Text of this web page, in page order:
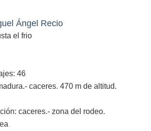
Ángel Recio
el frio
46
caceres. 470 m de altitud.
caceres.- zona del rodeo.